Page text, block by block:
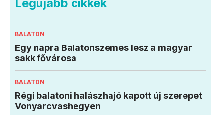
Legújabb cikkek
BALATON
Egy napra Balatonszemes lesz a magyar
sakk fővárosa
BALATON
Régi balatoni halászhajó kapott új szerepet
Vonyarcvashegyen